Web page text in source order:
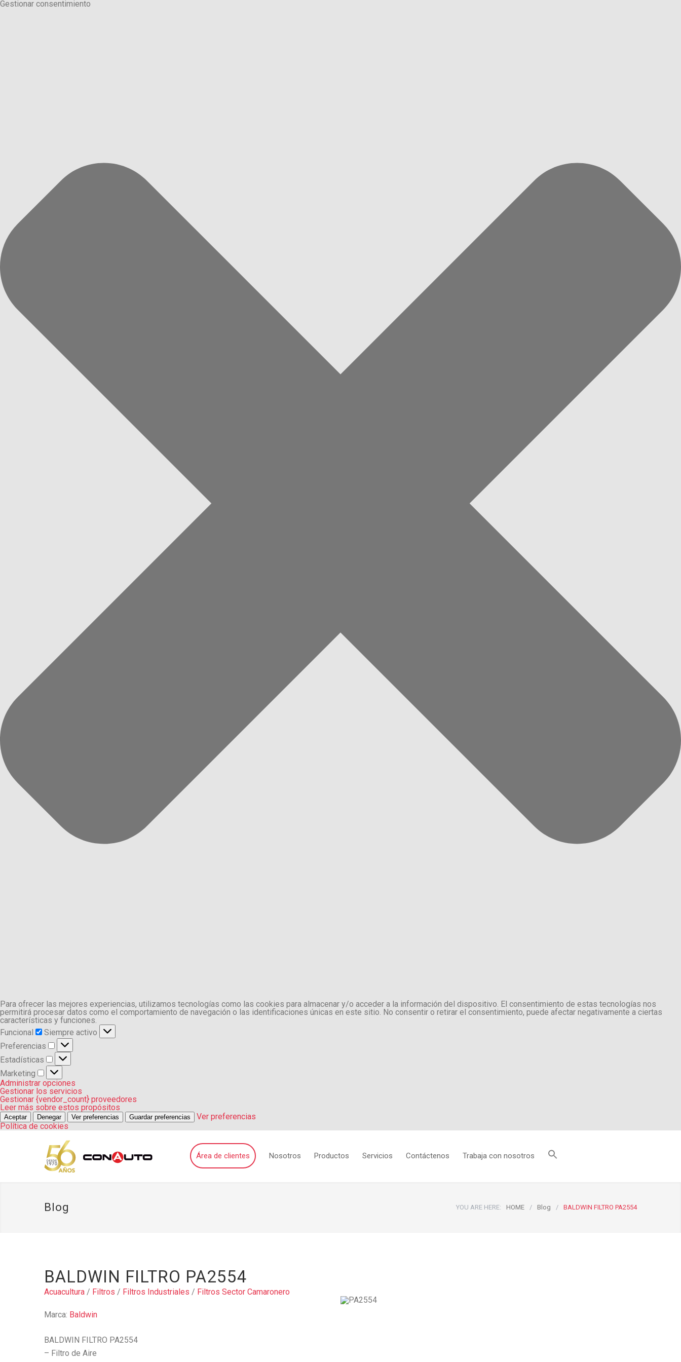
Gestionar consentimiento
Para ofrecer las mejores experiencias, utilizamos tecnologías como las cookies para almacenar y/o acceder a la información del dispositivo. El consentimiento de estas tecnologías nos
permitirá procesar datos como el comportamiento de navegación o las identificaciones únicas en este sitio. No consentir o retirar el consentimiento, puede afectar negativamente a ciertas
características y funciones.
Funcional
Funcional
Siempre activo
Preferencias
Preferencias
Estadísticas
Estadísticas
Marketing
Marketing
Administrar opciones
Gestionar los servicios
Gestionar {vendor_count} proveedores
Leer más sobre estos propósitos
Aceptar Denegar Ver preferencias Guardar preferencias
Ver preferencias
Política de cookies
Área de clientes Nosotros Productos Servicios Contáctenos Trabaja con nosotros
Blog YOU ARE HERE: HOME / Blog / BALDWIN FILTRO PA2554
BALDWIN FILTRO PA2554
Acuacultura / Filtros / Filtros Industriales / Filtros Sector Camaronero
Marca: Baldwin
BALDWIN FILTRO PA2554
– Filtro de Aire